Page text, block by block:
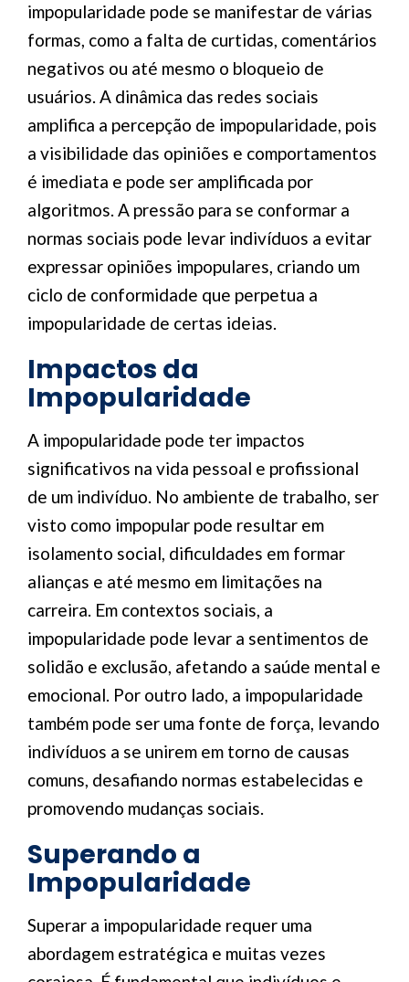
impopularidade pode se manifestar de várias
formas, como a falta de curtidas, comentários
negativos ou até mesmo o bloqueio de
usuários. A dinâmica das redes sociais
amplifica a percepção de impopularidade, pois
a visibilidade das opiniões e comportamentos
é imediata e pode ser amplificada por
algoritmos. A pressão para se conformar a
normas sociais pode levar indivíduos a evitar
expressar opiniões impopulares, criando um
ciclo de conformidade que perpetua a
impopularidade de certas ideias.
Impactos da
Impopularidade
A impopularidade pode ter impactos
significativos na vida pessoal e profissional
de um indivíduo. No ambiente de trabalho, ser
visto como impopular pode resultar em
isolamento social, dificuldades em formar
alianças e até mesmo em limitações na
carreira. Em contextos sociais, a
impopularidade pode levar a sentimentos de
solidão e exclusão, afetando a saúde mental e
emocional. Por outro lado, a impopularidade
também pode ser uma fonte de força, levando
indivíduos a se unirem em torno de causas
comuns, desafiando normas estabelecidas e
promovendo mudanças sociais.
Superando a
Impopularidade
Superar a impopularidade requer uma
abordagem estratégica e muitas vezes